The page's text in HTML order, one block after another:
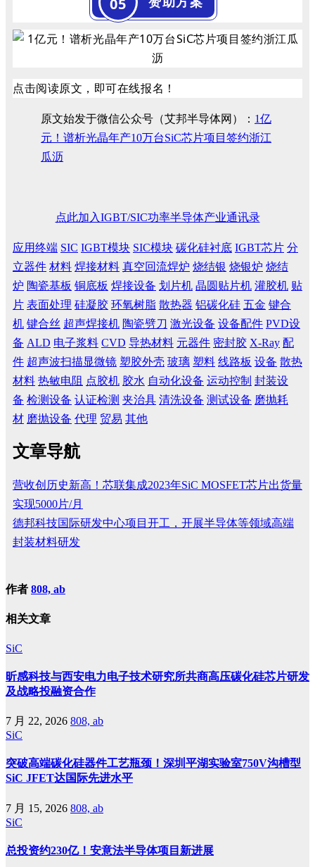
05
点击阅读原文，即可在线报名！
原文始发于微信公众号（艾邦半导体网）： 1亿
元！谱析光晶年产10万台SiC芯片项目签约浙江
瓜沥
点此加入IGBT/SIC功率半导体产业通讯录
应用终端 SIC IGBT模块 SIC模块 碳化硅衬底 IGBT芯片 分
立器件 材料 焊接材料 真空回流焊炉 烧结银 烧银炉 烧结
炉 陶瓷基板 铜底板 焊接设备 划片机 晶圆贴片机 灌胶机 贴
片 表面处理 硅凝胶 环氧树脂 散热器 铝碳化硅 五金 键合
机 键合丝 超声焊接机 陶瓷劈刀 激光设备 设备配件 PVD设
备 ALD 电子浆料 CVD 导热材料 元器件 密封胶 X-Ray 配
件 超声波扫描显微镜 塑胶外壳 玻璃 塑料 线路板 设备 散热
材料 热敏电阻 点胶机 胶水 自动化设备 运动控制 封装设
备 检测设备 认证检测 夹治具 清洗设备 测试设备 磨抛耗
材 磨抛设备 代理 贸易 其他
文章导航
营收创历史新高！芯联集成2023年SiC MOSFET芯片出货量
实现5000片/月
德邦科技国际研发中心项目开工，开展半导体等领域高端
封装材料研发
作者 808, ab
相关文章
SiC
昕感科技与西安电力电子技术研究所共商高压碳化硅芯片研发
及战略投融资合作
7 月 22, 2026 808, ab
SiC
突破高端碳化硅器件工艺瓶颈！深圳平湖实验室750V沟槽型
SiC JFET达国际先进水平
7 月 15, 2026 808, ab
SiC
总投资约230亿！安意法半导体项目新进展